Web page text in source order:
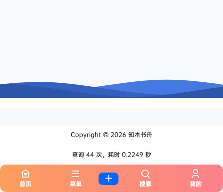
Copyright © 2026 知木书舟
查询 44 次，耗时 0.2249 秒
首页 菜单 搜索 我的